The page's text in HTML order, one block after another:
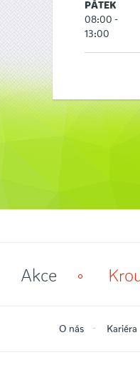
PÁTEK
08:00 -
13:00
Akce
O nás Kariéra